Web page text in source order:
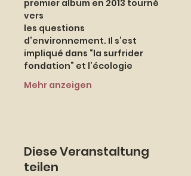
premier album en 2013 tourné
vers
les questions
d’environnement. Il s’est
impliqué dans “la surfrider
fondation” et l’écologie
Mehr anzeigen
Diese Veranstaltung
teilen